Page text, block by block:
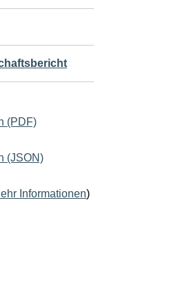
(PDF)
(JSON)
Informationen)